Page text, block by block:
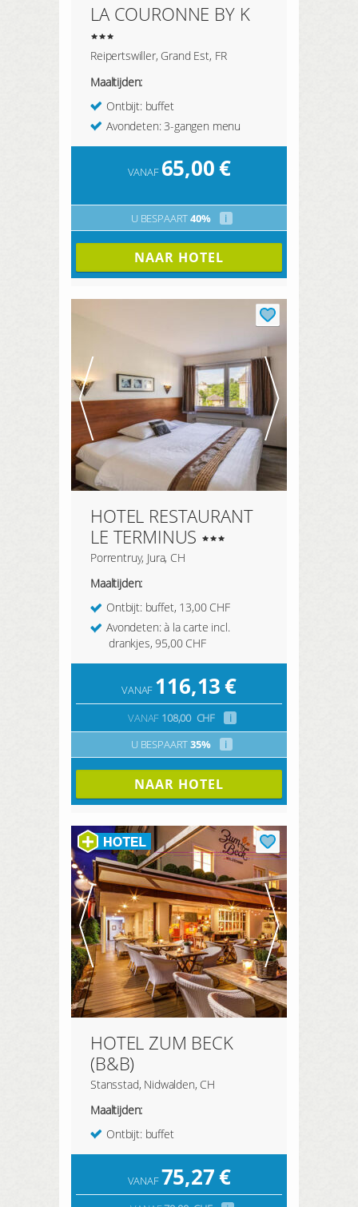
LA COURONNE BY K
Reipertswiller, Grand Est, FR
Maaltijden:
Ontbijt: buffet
Avondeten: 3-gangen menu
VANAF 65,00€
U BESPAART40% i
NAAR HOTEL
HOTEL RESTAURANT
LE TERMINUS
Porrentruy, Jura, CH
Maaltijden:
Ontbijt: buffet, 13,00 CHF
Avondeten: à la carte incl.
drankjes, 95,00 CHF
VANAF 116,13€
VANAF 108,00 CHF
i
U BESPAART35% i
NAAR HOTEL
HOTEL ZUM BECK
(B&B)
Stansstad, Nidwalden, CH
Maaltijden:
Ontbijt: buffet
VANAF75,27€